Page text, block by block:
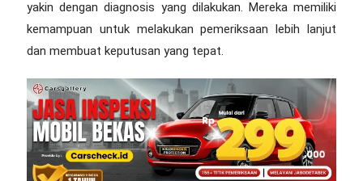
yakin dengan diagnosis yang dilakukan. Mereka memiliki
kemampuan untuk melakukan pemeriksaan lebih lanjut
dan membuat keputusan yang tepat.